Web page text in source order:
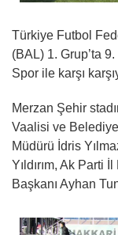
Türkiye Futbol
(BAL) 1. Grup’ta
Spor ile karşı
Merzan Şehir
Vaalisi ve
Müdürü İdris
Yıldırım, Ak Parti
Başkanı Ayhan